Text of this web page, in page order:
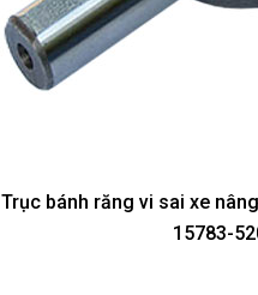
Trục bánh răng vi sai xe
15783-